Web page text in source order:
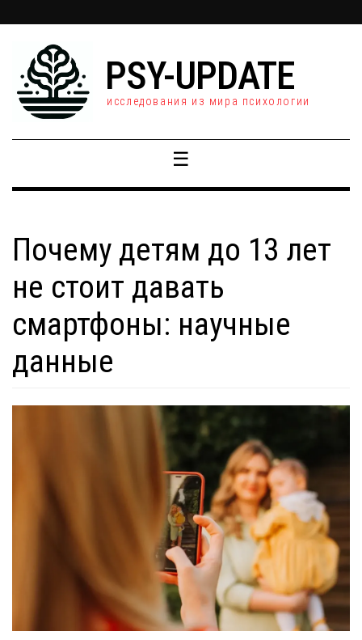
PSY-UPDATE
исследования из мира психологии
☰
Почему детям до 13 лет
не стоит давать
смартфоны: научные
данные